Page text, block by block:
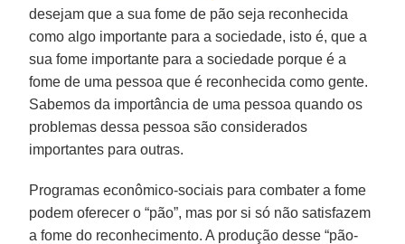
desejam que a sua fome de pão seja reconhecida
como algo importante para a sociedade, isto é, que a
sua fome importante para a sociedade porque é a
fome de uma pessoa que é reconhecida como gente.
Sabemos da importância de uma pessoa quando os
problemas dessa pessoa são considerados
importantes para outras.
Programas econômico-sociais para combater a fome
podem oferecer o “pão”, mas por si só não satisfazem
a fome do reconhecimento. A produção desse “pão-